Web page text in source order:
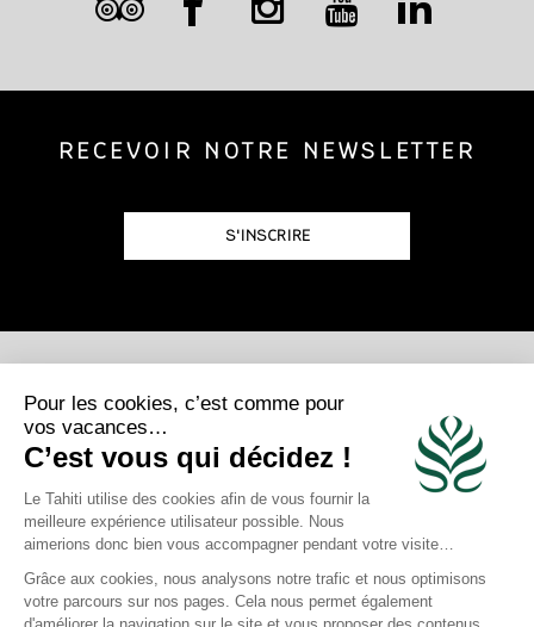
RECEVOIR NOTRE NEWSLETTER
S'INSCRIRE
POSTULEZ
REJOIGNEZ-NOUS
Photo Credits